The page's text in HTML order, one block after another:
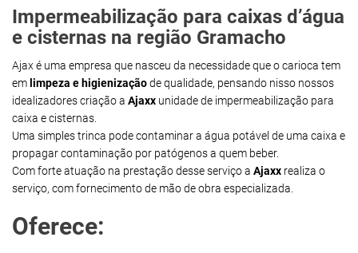
Impermeabilização para caixas d’água
e cisternas na região Gramacho
Ajax é uma empresa que nasceu da necessidade que o carioca tem
em limpeza e higienizaçãode qualidade, pensando nisso nossos
idealizadores criação a Ajaxx unidade de impermeabilização para
caixa e cisternas.
Uma simples trinca pode contaminar a água potável de uma caixa e
propagar contaminação por patógenos a quem beber.
Com forte atuação na prestação desse serviço a Ajaxx realiza o
serviço, com fornecimento de mão de obra especializada.
Oferece: